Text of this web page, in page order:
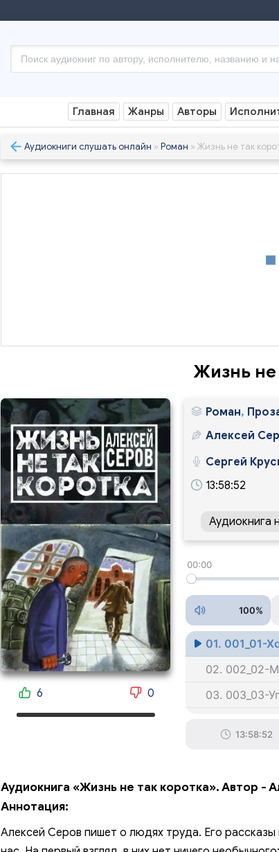
Главная Жанры Авторы
Аудиокниги слушать онлайн » Роман » Жизнь не так
Жизнь не
6 0
Роман,
Алексей
Сергей
13:58:52
Аудиокнига
00:00
100%
01. 001_01-
02. 002_02-
03. 003_03-
07. 007_07-
09. 009_07-
13:58:52
Аудиокнига «Жизнь не так коротка». Автор -
Аннотация:
Алексей Серов пишет о людях труда. Его